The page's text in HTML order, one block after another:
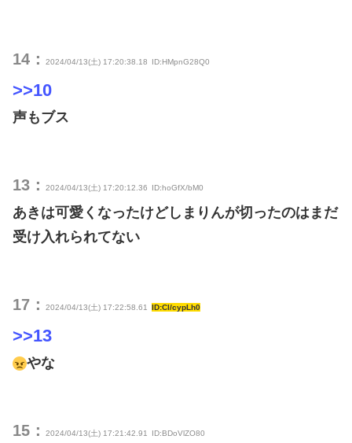
14： 2024/04/13(土) 17:20:38.18 ID:HMpnG28Q0
>>10
声もブス
13： 2024/04/13(土) 17:20:12.36 ID:hoGfX/bM0
あきは可愛くなったけどしまりんが切ったのはまだ
受け入れられてない
17： 2024/04/13(土) 17:22:58.61 ID:Cl/cypLh0
>>13
やな
15： 2024/04/13(土) 17:21:42.91 ID:BDoVlZO80